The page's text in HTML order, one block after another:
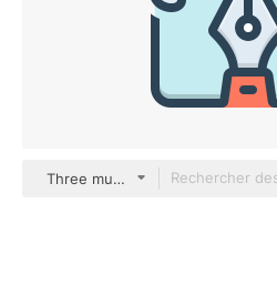
Three musketeers color lineal-